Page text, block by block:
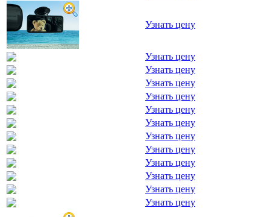
Узнать цену
Узнать цену
Узнать цену
Узнать цену
Узнать цену
Узнать цену
Узнать цену
Узнать цену
Узнать цену
Узнать цену
Узнать цену
Узнать цену
Узнать цену